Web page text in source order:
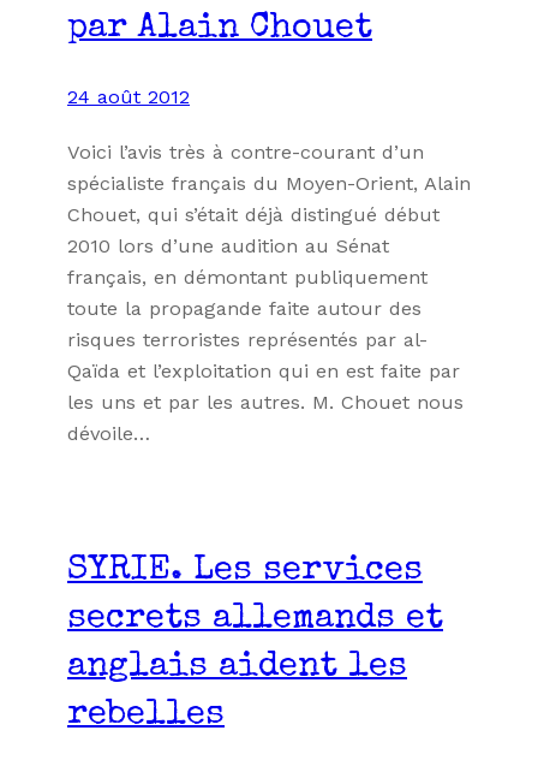
par Alain Chouet
24 août 2012
Voici l’avis très à contre-courant d’un
spécialiste français du Moyen-Orient, Alain
Chouet, qui s’était déjà distingué début
2010 lors d’une audition au Sénat
français, en démontant publiquement
toute la propagande faite autour des
risques terroristes représentés par al-
Qaïda et l’exploitation qui en est faite par
les uns et par les autres. M. Chouet nous
dévoile…
SYRIE. Les services
secrets allemands et
anglais aident les
rebelles